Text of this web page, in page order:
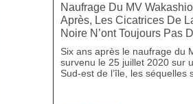
Naufrage Du MV
Après, Les Cicatrices De
Noire N’ont Toujours Pas
Six ans après le naufrage du
survenu le 25 juillet 2020 sur
Sud-est de l’île, les séquelles